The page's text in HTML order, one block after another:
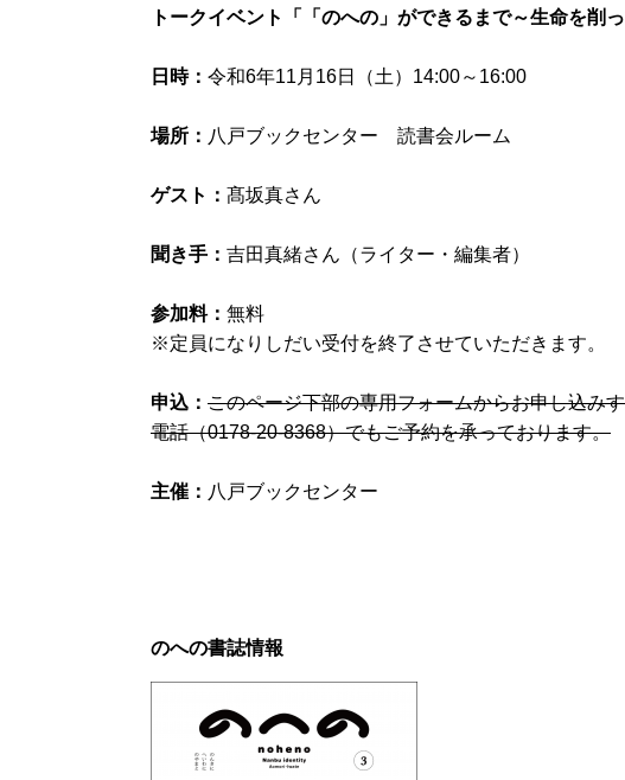
トークイベント「「のへの」ができるまで～生命を削
日時： 令和6年11 月 16日（土） 14:00～ 16:00
場所： 八戸ブックセンター 読書会ルーム
ゲスト： 髙坂真さん
聞き手： 吉田真緒さん（ライター・編集者）
参加料： 無料
※定員になりしだい受付を終了させていただきます。
申込： このページ下部の専用フォームからお申し込み
電話（0178-20-8368）でもご予約を承っております。
主催： 八戸ブックセンター
のへの書誌情報